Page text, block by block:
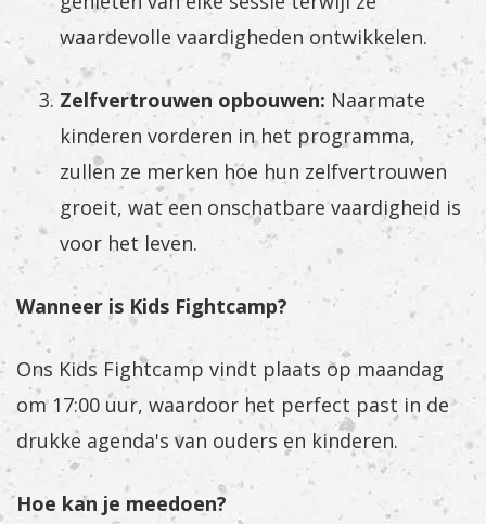
waardevolle vaardigheden ontwikkelen.
Zelfvertrouwen opbouwen: Naarmate
kinderen vorderen in het programma,
zullen ze merken hoe hun zelfvertrouwen
groeit, wat een onschatbare vaardigheid is
voor het leven.
Wanneer is Kids Fightcamp?
Ons Kids Fightcamp vindt plaats op maandag
om 17:00 uur, waardoor het perfect past in de
drukke agenda's van ouders en kinderen.
Hoe kan je meedoen?